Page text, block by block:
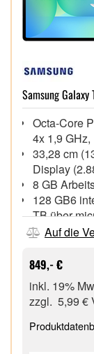
Samsung Galaxy
Octa-Core
4x 1,9 GHz,
33,28 cm
Display
8 GB
128 GB6
TB über
13 MP
USB 2.0
Dual-SIM
Android™
S Pen +
Auf die
849,- €
inkl. 19%
zzgl. 5,99 €